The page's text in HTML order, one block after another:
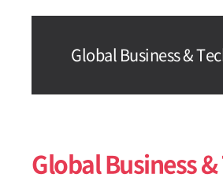
Global Business &
Global Business